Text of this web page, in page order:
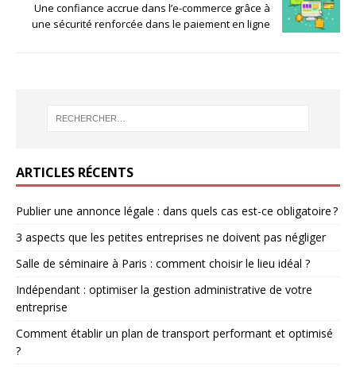
Une confiance accrue dans l’e-commerce grâce à
une sécurité renforcée dans le paiement en ligne
ARTICLES RÉCENTS
Publier une annonce légale : dans quels cas est-ce obligatoire ?
3 aspects que les petites entreprises ne doivent pas négliger
Salle de séminaire à Paris : comment choisir le lieu idéal ?
Indépendant : optimiser la gestion administrative de votre
entreprise
Comment établir un plan de transport performant et optimisé
?